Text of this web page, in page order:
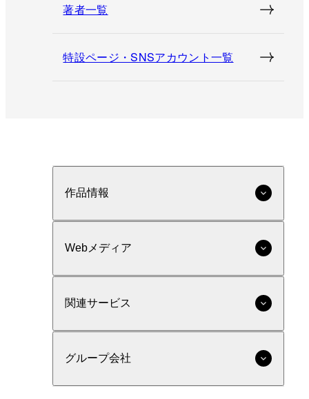
著者一覧
特設ページ・SNSアカウント一覧
作品情報
Webメディア
関連サービス
グループ会社